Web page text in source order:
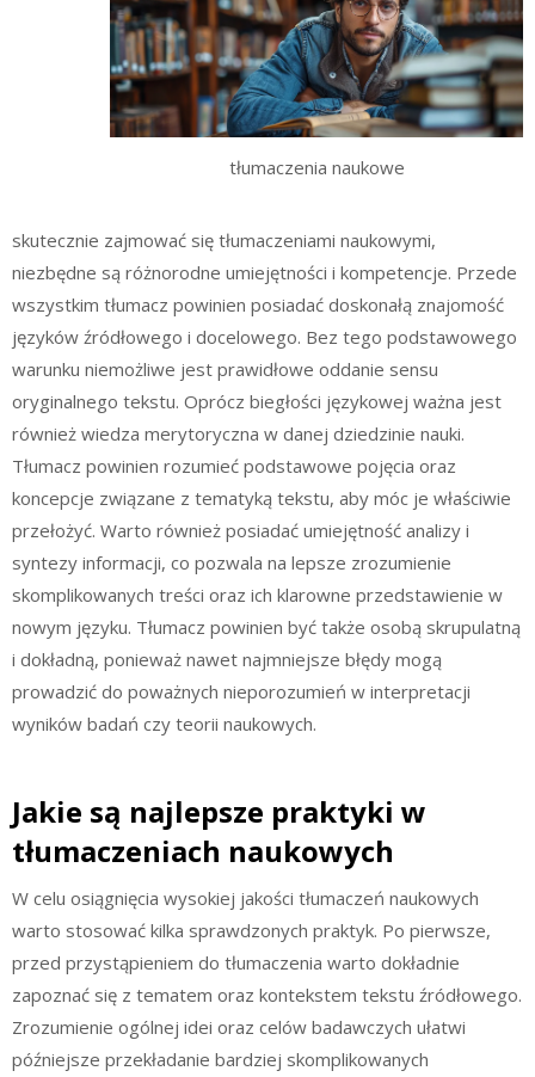
tłumaczenia naukowe
skutecznie zajmować się tłumaczeniami naukowymi,
niezbędne są różnorodne umiejętności i kompetencje. Przede
wszystkim tłumacz powinien posiadać doskonałą znajomość
języków źródłowego i docelowego. Bez tego podstawowego
warunku niemożliwe jest prawidłowe oddanie sensu
oryginalnego tekstu. Oprócz biegłości językowej ważna jest
również wiedza merytoryczna w danej dziedzinie nauki.
Tłumacz powinien rozumieć podstawowe pojęcia oraz
koncepcje związane z tematyką tekstu, aby móc je właściwie
przełożyć. Warto również posiadać umiejętność analizy i
syntezy informacji, co pozwala na lepsze zrozumienie
skomplikowanych treści oraz ich klarowne przedstawienie w
nowym języku. Tłumacz powinien być także osobą skrupulatną
i dokładną, ponieważ nawet najmniejsze błędy mogą
prowadzić do poważnych nieporozumień w interpretacji
wyników badań czy teorii naukowych.
Jakie są najlepsze praktyki w
tłumaczeniach naukowych
W celu osiągnięcia wysokiej jakości tłumaczeń naukowych
warto stosować kilka sprawdzonych praktyk. Po pierwsze,
przed przystąpieniem do tłumaczenia warto dokładnie
zapoznać się z tematem oraz kontekstem tekstu źródłowego.
Zrozumienie ogólnej idei oraz celów badawczych ułatwi
późniejsze przekładanie bardziej skomplikowanych